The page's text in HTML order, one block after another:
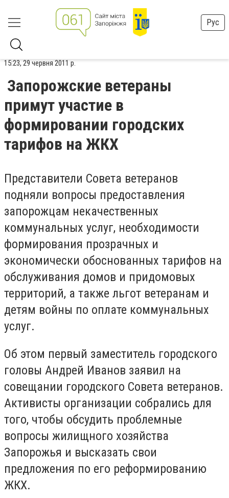
Рус
15:23, 29 червня 2011 р.
Запорожские ветераны
примут участие в
формировании городских
тарифов на ЖКХ
Представители Совета ветеранов
подняли вопросы предоставления
запорожцам некачественных
коммунальных услуг, необходимости
формирования прозрачных и
экономически обоснованных тарифов на
обслуживания домов и придомовых
территорий, а также льгот ветеранам и
детям войны по оплате коммунальных
услуг.
Об этом первый заместитель городского
головы Андрей Иванов заявил на
совещании городского Совета ветеранов.
Активисты организации собрались для
того, чтобы обсудить проблемные
вопросы жилищного хозяйства
Запорожья и высказать свои
предложения по его реформированию
ЖКХ.